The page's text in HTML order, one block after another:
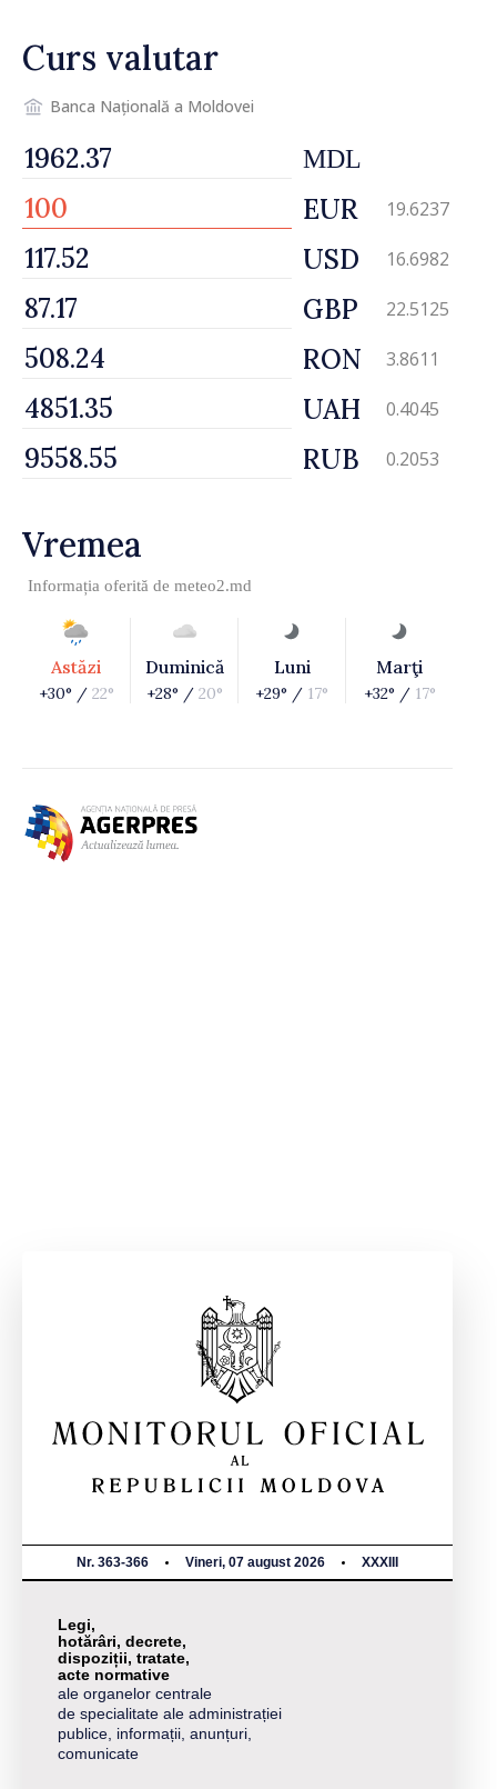
Curs valutar
Banca Națională a Moldovei
MDL
EUR 19.6237
USD 16.6982
GBP 22.5125
RON 3.8611
UAH 0.4045
RUB 0.2053
Vremea
Informația oferită de meteo2.md
Astăzi
+30° / 22°
Duminică
+28° / 20°
Luni
+29° / 17°
Marţi
+32° / 17°
Nr. 363-366 Vineri, 07 august 2026 XXXIII
Legi,
hotărâri, decrete,
dispoziții, tratate,
acte normative
ale organelor centrale
de specialitate ale administrației
publice, informații, anunțuri,
comunicate